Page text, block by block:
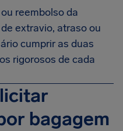
reembolso da
extravio, atraso ou
cumprir as duas
rigorosos de cada
bagagem